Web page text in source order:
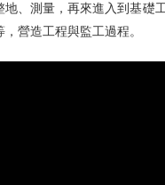
地、測量，再來進入到基礎
，營造工程與監工過程。